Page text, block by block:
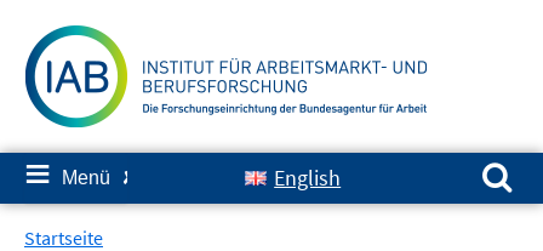
zum
Inhalt
≡ Menü ✘ English
Suchen nach:
Startseite